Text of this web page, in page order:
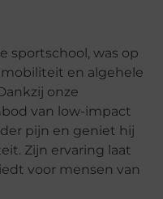
sportschool, was op
en algehele
onze
van low-impact
pijn en geniet hij
Zijn ervaring laat
voor mensen van